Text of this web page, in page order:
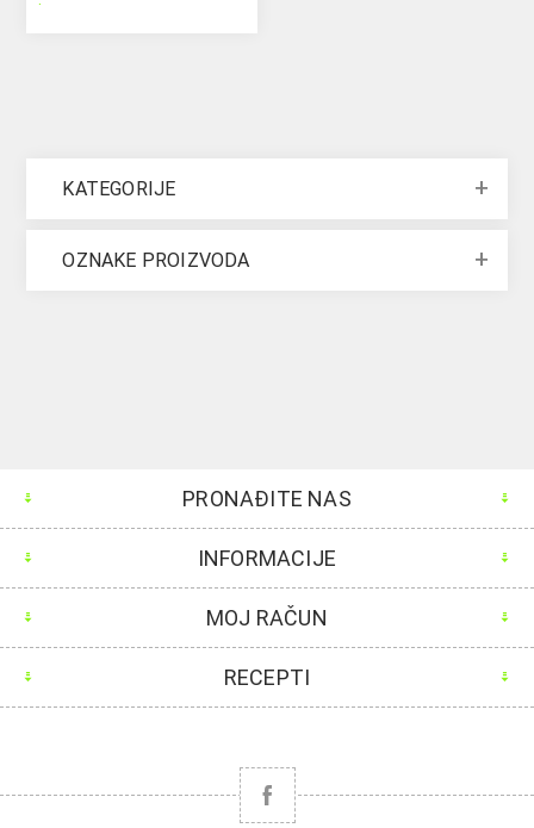
KATEGORIJE
OZNAKE PROIZVODA
PRONAĐITE NAS
INFORMACIJE
MOJ RAČUN
RECEPTI